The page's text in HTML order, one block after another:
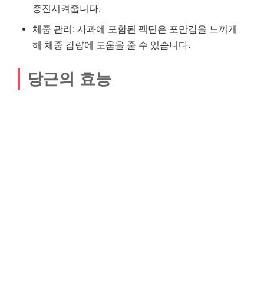
증진시켜줍니다.
체중 관리: 사과에 포함된 펙틴은 포만감을 느끼게
해 체중 감량에 도움을 줄 수 있습니다.
당근의 효능